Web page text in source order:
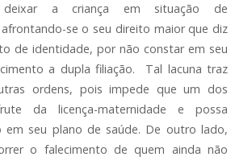
a criança em situação de
se o seu direito maior que diz
de identidade, por não constar em seu
a dupla filiação. Tal lacuna traz
ordens, pois impede que um dos
da licença-maternidade e possa
em seu plano de saúde. De outro lado,
o falecimento de quem ainda não